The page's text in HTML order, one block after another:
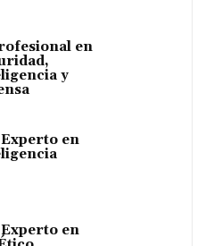
en
y
en
en